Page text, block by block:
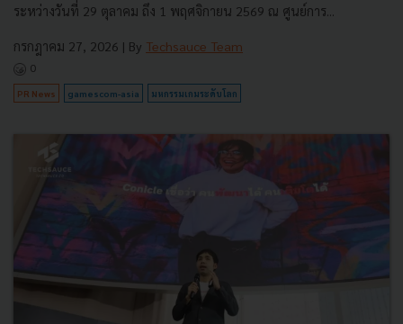
ระหว่างวันที่ 29 ตุลาคม ถึง 1 พฤศจิกายน 2569 ณ ศูนย์การ...
กรกฎาคม 27, 2026 | By Techsauce Team
0
PR News gamescom-asia มหกรรมเกมระดับโลก